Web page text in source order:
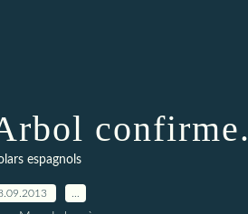
confirme.
espagnols